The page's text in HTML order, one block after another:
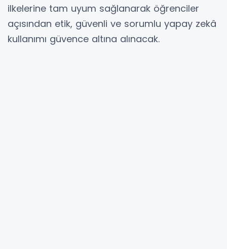
ilkelerine tam uyum sağlanarak öğrenciler
açısından etik, güvenli ve sorumlu yapay zekâ
kullanımı güvence altına alınacak.